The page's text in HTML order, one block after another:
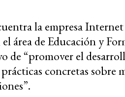
la empresa
área de Educación y
“promover el
concretas sobre